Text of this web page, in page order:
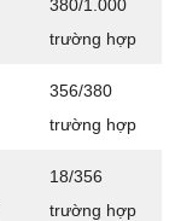
380/1.000
trường hợp
356/380
trường hợp
18/356
trường hợp